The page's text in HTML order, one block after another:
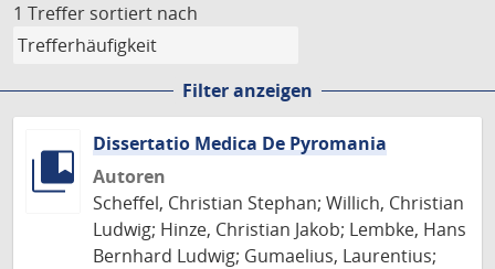
1 Treffer sortiert nach
Filter anzeigen
Dissertatio Medica De Pyromania
Autoren
Scheffel, Christian Stephan; Willich, Christian
Ludwig; Hinze, Christian Jakob; Lembke, Hans
Bernhard Ludwig; Gumaelius, Laurentius;